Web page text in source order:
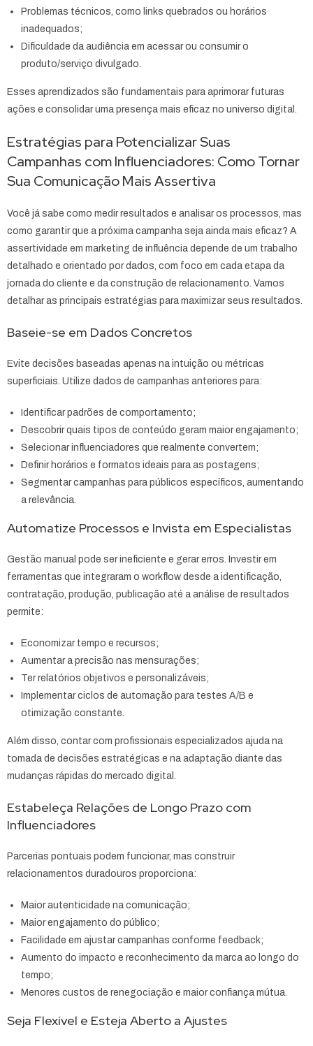
Problemas técnicos, como links quebrados ou horários
inadequados;
Dificuldade da audiência em acessar ou consumir o
produto/serviço divulgado.
Esses aprendizados são fundamentais para aprimorar futuras
ações e consolidar uma presença mais eficaz no universo digital.
Estratégias para Potencializar Suas
Campanhas com Influenciadores: Como Tornar
Sua Comunicação Mais Assertiva
Você já sabe como medir resultados e analisar os processos, mas
como garantir que a próxima campanha seja ainda mais eficaz? A
assertividade em marketing de influência depende de um trabalho
detalhado e orientado por dados, com foco em cada etapa da
jornada do cliente e da construção de relacionamento. Vamos
detalhar as principais estratégias para maximizar seus resultados.
Baseie-se em Dados Concretos
Evite decisões baseadas apenas na intuição ou métricas
superficiais. Utilize dados de campanhas anteriores para:
Identificar padrões de comportamento;
Descobrir quais tipos de conteúdo geram maior engajamento;
Selecionar influenciadores que realmente convertem;
Definir horários e formatos ideais para as postagens;
Segmentar campanhas para públicos específicos, aumentando
a relevância.
Automatize Processos e Invista em Especialistas
Gestão manual pode ser ineficiente e gerar erros. Investir em
ferramentas que integraram o workflow desde a identificação,
contratação, produção, publicação até a análise de resultados
permite:
Economizar tempo e recursos;
Aumentar a precisão nas mensurações;
Ter relatórios objetivos e personalizáveis;
Implementar ciclos de automação para testes A/B e
otimização constante.
Além disso, contar com profissionais especializados ajuda na
tomada de decisões estratégicas e na adaptação diante das
mudanças rápidas do mercado digital.
Estabeleça Relações de Longo Prazo com
Influenciadores
Parcerias pontuais podem funcionar, mas construir
relacionamentos duradouros proporciona:
Maior autenticidade na comunicação;
Maior engajamento do público;
Facilidade em ajustar campanhas conforme feedback;
Aumento do impacto e reconhecimento da marca ao longo do
tempo;
Menores custos de renegociação e maior confiança mútua.
Seja Flexível e Esteja Aberto a Ajustes